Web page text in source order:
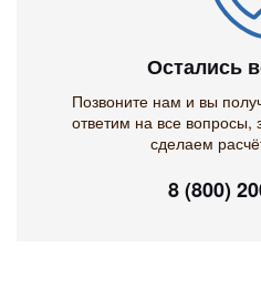
Остались
Позвоните нам и вы
ответим на все
сделаем
8 (800)